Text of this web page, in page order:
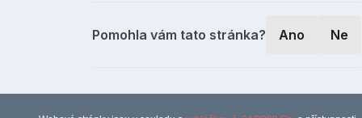
Pomohla vám tato stránka? Ano Ne